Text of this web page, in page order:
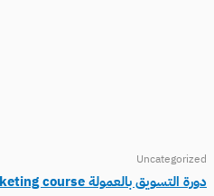
Uncategorized
دورة التسويق بالعمولة Affiliate marketing course